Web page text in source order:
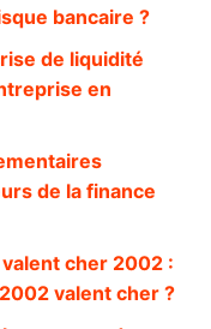
bancaire ?
de liquidité
en
de la finance
cher 2002 :
valent cher ?